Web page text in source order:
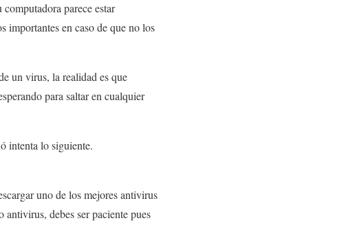
parece estar
importantes en caso de que no los
un virus, la realidad es que
para saltar en cualquier
intenta lo siguiente.
uno de los mejores antivirus
debes ser paciente pues